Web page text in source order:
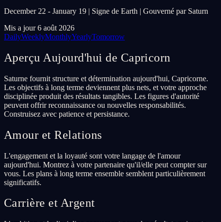
December 22 - January 19 | Signe de Earth | Gouverné par Saturn
Mis a jour 6 août 2026
DailyWeeklyMonthlyYearlyTomorrow
Aperçu Aujourd'hui de Capricorn
Saturne fournit structure et détermination aujourd'hui, Capricorne.
Les objectifs à long terme deviennent plus nets, et votre approche
disciplinée produit des résultats tangibles. Les figures d'autorité
peuvent offrir reconnaissance ou nouvelles responsabilités.
Construisez avec patience et persistance.
Amour et Relations
L'engagement et la loyauté sont votre langage de l'amour
aujourd'hui. Montrez à votre partenaire qu'il/elle peut compter sur
vous. Les plans à long terme ensemble semblent particulièrement
significatifs.
Carrière et Argent